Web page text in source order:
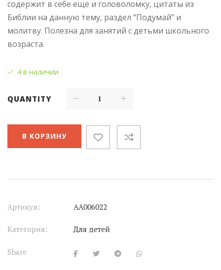
содержит в себе еще и головоломку, цитаты из
Библии на данную тему, раздел “Подумай” и
молитву. Полезна для занятий с детьми школьного
возраста.
4 в наличии
QUANTITY
В КОРЗИНУ
Артикул: АА006022
Категория: Для детей
Share